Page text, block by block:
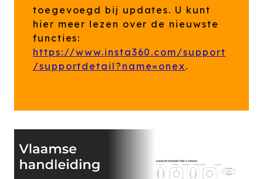
toegevoegd bij updates. U kunt
hier meer lezen over de nieuwste
functies:
https://www.insta360.com/support
/supportdetail?name=onex.